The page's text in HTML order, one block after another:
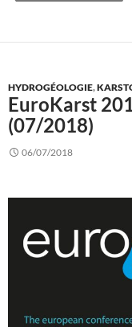
HYDROGÉOLOGIE,
EuroKarst
(07/2018)
06/07/2018